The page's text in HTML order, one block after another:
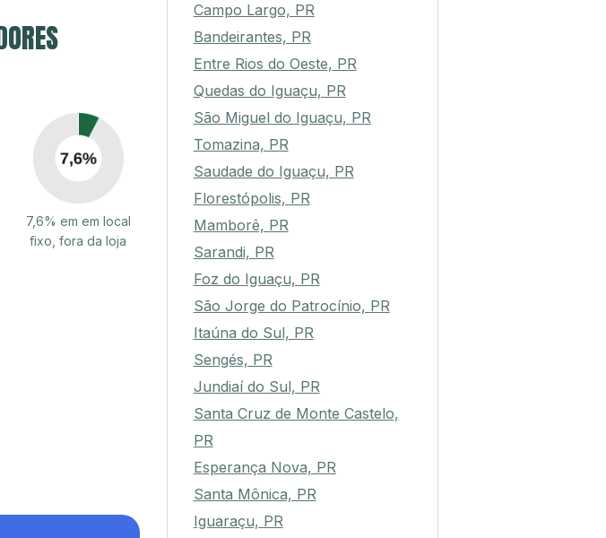
7,6% em em local
fixo, fora da loja
Campo Largo, PR
Bandeirantes, PR
Entre Rios do Oeste, PR
Quedas do Iguaçu, PR
São Miguel do Iguaçu, PR
Tomazina, PR
Saudade do Iguaçu, PR
Florestópolis, PR
Mamborê, PR
Sarandi, PR
Foz do Iguaçu, PR
São Jorge do Patrocínio, PR
Itaúna do Sul, PR
Sengés, PR
Jundiaí do Sul, PR
Santa Cruz de Monte Castelo,
PR
Esperança Nova, PR
Santa Mônica, PR
Iguaraçu, PR